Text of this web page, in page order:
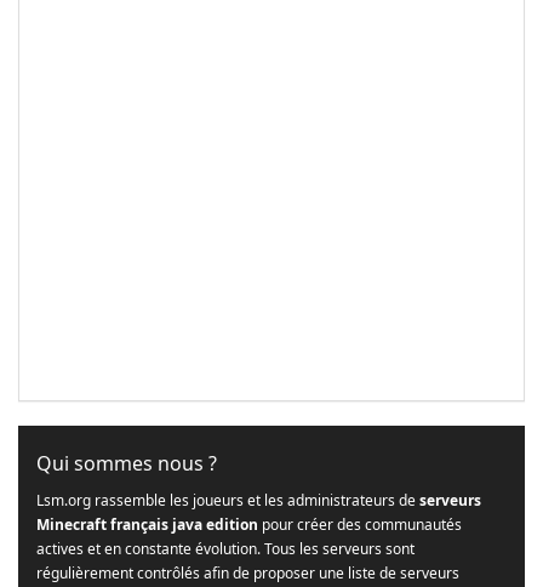
Qui sommes nous ?
Lsm.org rassemble les joueurs et les administrateurs deserveurs
Minecraft français java edition pour créer des communautés
actives et en constante évolution. Tous les serveurs sont
régulièrement contrôlés afin de proposer une liste de serveurs